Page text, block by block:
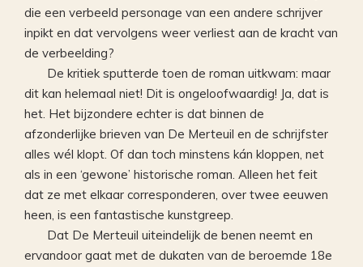
die een verbeeld personage van een andere schrijver
inpikt en dat vervolgens weer verliest aan de kracht van
de verbeelding?
De kritiek sputterde toen de roman uitkwam: maar
dit kan helemaal niet! Dit is ongeloofwaardig! Ja, dat is
het. Het bijzondere echter is dat binnen de
afzonderlijke brieven van De Merteuil en de schrijfster
alles wél klopt. Of dan toch minstens kán kloppen, net
als in een ‘gewone’ historische roman. Alleen het feit
dat ze met elkaar corresponderen, over twee eeuwen
heen, is een fantastische kunstgreep.
Dat De Merteuil uiteindelijk de benen neemt en
ervandoor gaat met de dukaten van de beroemde 18e